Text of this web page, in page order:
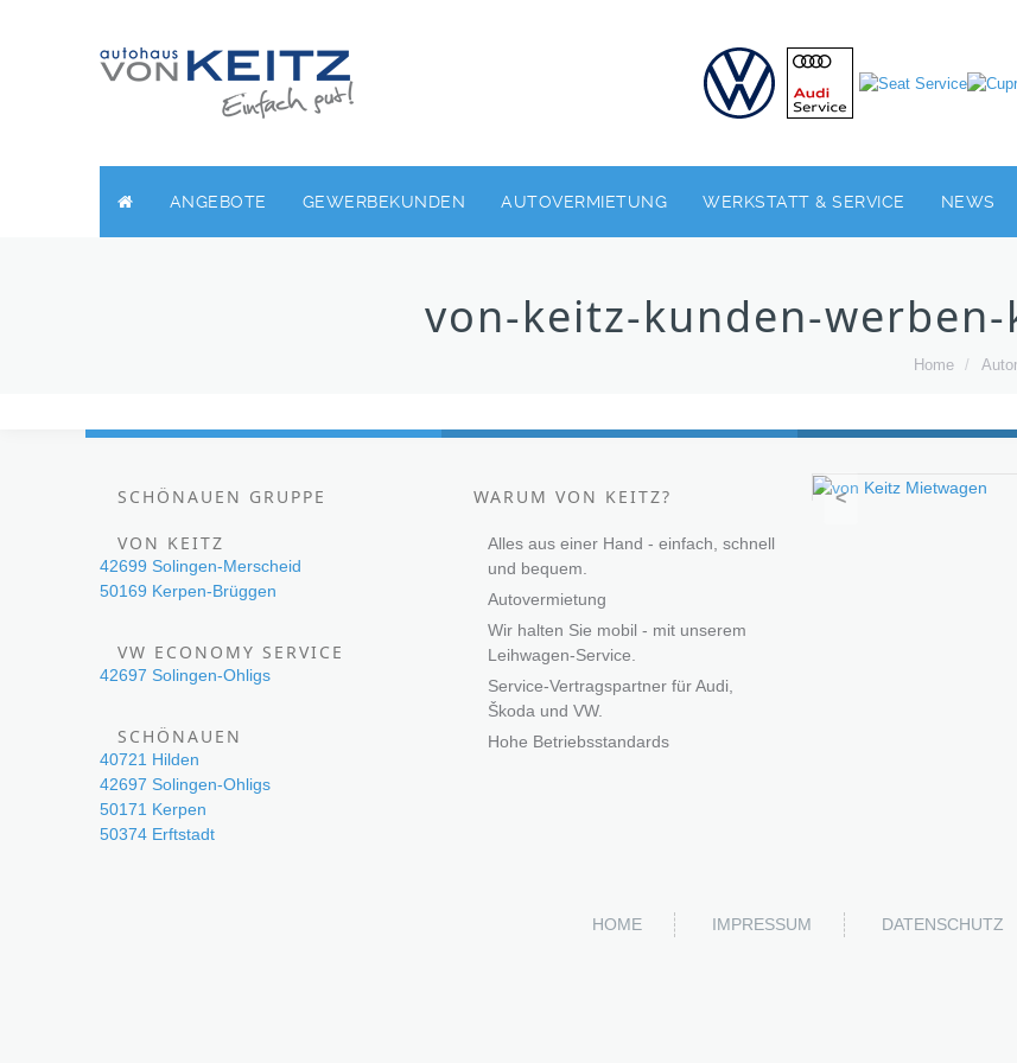
ANGEBOTE GEWERBEKUNDEN AUTOVERMIETUNG WERKSTATT & SERVICE NEWS
von-keitz-kunden-
Home /
SCHÖNAUEN GRUPPE
VON KEITZ
42699 Solingen-Merscheid
50169 Kerpen-Brüggen
VW ECONOMY SERVICE
42697 Solingen-Ohligs
SCHÖNAUEN
40721 Hilden
42697 Solingen-Ohligs
50171 Kerpen
50374 Erftstadt
WARUM VON KEITZ?
Alles aus einer Hand - einfach, schnell
und bequem.
Autovermietung
Wir halten Sie mobil - mit unserem
Leihwagen-Service.
Service-Vertragspartner für Audi,
Škoda und VW.
Hohe Betriebsstandards
<
HOME IMPRESSUM DATENSCHUTZ